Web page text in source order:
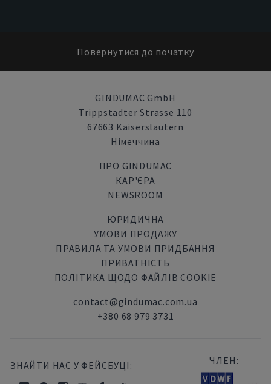
Повернутися до початку
GINDUMAC GmbH
Trippstadter Strasse 110
67663 Kaiserslautern
Німеччина
ПРО GINDUMAC
КАР'ЄРА
NEWSROOM
ЮРИДИЧНА
УМОВИ ПРОДАЖУ
ПРАВИЛА ТА УМОВИ ПРИДБАННЯ
ПРИВАТНІСТЬ
ПОЛІТИКА ЩОДО ФАЙЛІВ COOKIE
contact@gindumac.com.ua
+380 68 979 3731
ЗНАЙТИ НАС У ФЕЙСБУЦІ: ЧЛЕН: